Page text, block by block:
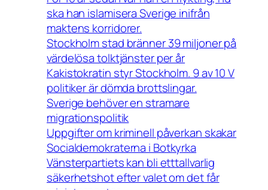
ska han islamisera Sverige inifrån
maktens korridorer.
Stockholm stad bränner 39 miljoner på
värdelösa tolktjänster per år
Kakistokratin styr Stockholm. 9 av 10 V
politiker är dömda brottslingar.
Sverige behöver en stramare
migrationspolitik
Uppgifter om kriminell påverkan skakar
Socialdemokraterna i Botkyrka
Vänsterpartiets kan bli etttallvarlig
säkerhetshot efter valet om det får